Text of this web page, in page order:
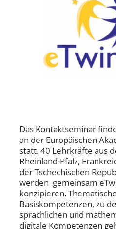
Das Kontaktseminar
an der Europäischen
statt. 40 Lehrkräfte aus
Rheinland-Pfalz,
der Tschechischen
werden gemeinsam
konzipieren.
Basiskompetenzen, zu
sprachlichen und
digitale Kompetenzen